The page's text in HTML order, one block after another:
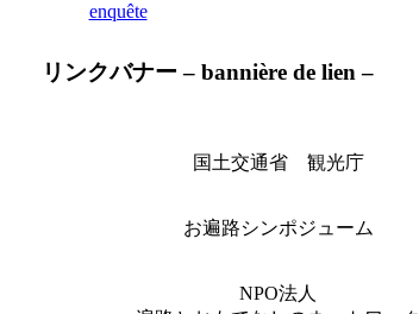
enquête
リンクバナー – bannière de lien –
国土交通省 観光庁
お遍路シンポジューム
NPO法人